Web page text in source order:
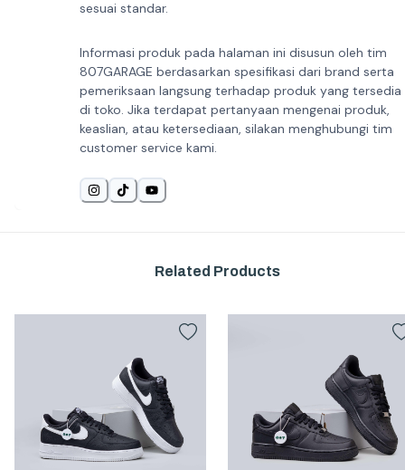
sesuai standar.
Informasi produk pada halaman ini disusun oleh tim
807GARAGE berdasarkan spesifikasi dari brand serta
pemeriksaan langsung terhadap produk yang tersedia
di toko. Jika terdapat pertanyaan mengenai produk,
keaslian, atau ketersediaan, silakan menghubungi tim
customer service kami.
Related Products